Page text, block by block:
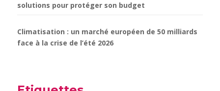
solutions pour protéger son budget
Climatisation : un marché européen de 50 milliards
face à la crise de l’été 2026